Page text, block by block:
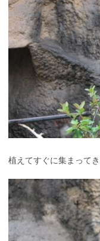
植えてすぐに集まって